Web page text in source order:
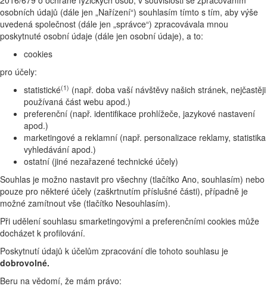
osobních údajů (dále jen „Nařízení“) souhlasím tímto s tím, aby výše
uvedená společnost (dále jen „správce“) zpracovávala mnou
poskytnuté osobní údaje (dále jen osobní údaje), a to:
cookies
pro účely:
statistické(1) (např. doba vaší návštěvy našich stránek, nejčastěji
používaná část webu apod.)
preferenční (např. identifikace prohlížeče, jazykové nastavení
apod.)
marketingové a reklamní (např. personalizace reklamy, statistika
vyhledávání apod.)
ostatní (jiné nezařazené technické účely)
Souhlas je možno nastavit pro všechny (tlačítko Ano, souhlasím) nebo
pouze pro některé účely (zaškrtnutím příslušné části), případně je
možné zamítnout vše (tlačítko Nesouhlasím).
Při udělení souhlasu smarketingovými a preferenčními cookies může
docházet k profilování.
Poskytnutí údajů k účelům zpracování dle tohoto souhlasu je
dobrovolné.
Beru na vědomí, že mám právo: